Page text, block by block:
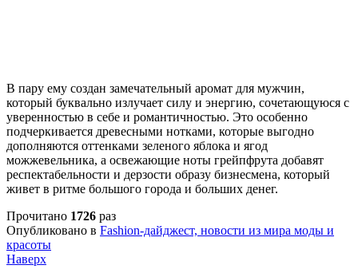
В пару ему создан замечательный аромат для мужчин,
который буквально излучает силу и энергию, сочетающуюся с
уверенностью в себе и романтичностью. Это особенно
подчеркивается древесными нотками, которые выгодно
дополняются оттенками зеленого яблока и ягод
можжевельника, а освежающие ноты грейпфрута добавят
респектабельности и дерзости образу бизнесмена, который
живет в ритме большого города и больших денег.
Прочитано 1726 раз
Опубликовано в Fashion-дайджест, новости из мира моды и
красоты
Наверх